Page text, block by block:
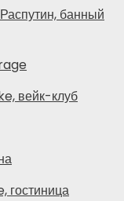
банный
вейк-клуб
гостиница